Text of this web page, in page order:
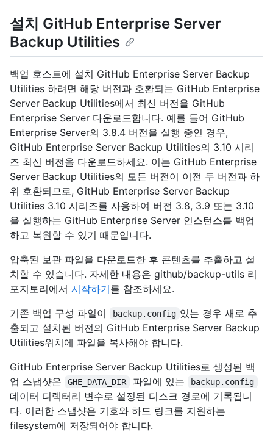
설치 GitHub Enterprise Server
Backup Utilities
백업 호스트에 설치 GitHub Enterprise Server Backup
Utilities 하려면 해당 버전과 호환되는 GitHub Enterprise
Server Backup Utilities에서 최신 버전을 GitHub
Enterprise Server 다운로드합니다. 예를 들어 GitHub
Enterprise Server의 3.8.4 버전을 실행 중인 경우,
GitHub Enterprise Server Backup Utilities의 3.10 시리
즈 최신 버전을 다운로드하세요. 이는 GitHub Enterprise
Server Backup Utilities의 모든 버전이 이전 두 버전과 하
위 호환되므로, GitHub Enterprise Server Backup
Utilities 3.10 시리즈를 사용하여 버전 3.8, 3.9 또는 3.10
을 실행하는 GitHub Enterprise Server 인스턴스를 백업
하고 복원할 수 있기 때문입니다.
압축된 보관 파일을 다운로드한 후 콘텐츠를 추출하고 설
치할 수 있습니다. 자세한 내용은 github/backup-utils 리
포지토리에서 시작하기를 참조하세요.
기존 백업 구성 파일이
backup.config 있는 경우 새로 추
출되고 설치된 버전의 GitHub Enterprise Server Backup
Utilities위치에 파일을 복사해야 합니다.
GitHub Enterprise Server Backup Utilities로 생성된 백
업 스냅샷은
GHE_DATA_DIR 파일에 있는 backup.config
데이터 디렉터리 변수로 설정된 디스크 경로에 기록됩니
다. 이러한 스냅샷은 기호와 하드 링크를 지원하는
filesystem에 저장되어야 합니다.